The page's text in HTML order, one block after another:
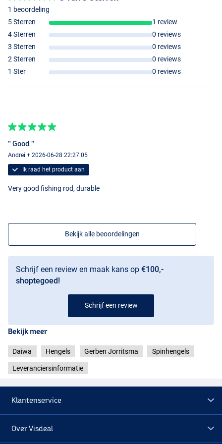
1 beoordeling
5 Sterren
1 review
4 Sterren
0 reviews
3 Sterren
0 reviews
2 Sterren
0 reviews
1 Ster
0 reviews
" Good "
Andrei + 2026-06-28 22:27:05
Ik raad het product aan
Very good fishing rod, durable
Bekijk alle beoordelingen
Schrijf een review en maak kans op €100,-
shoptegoed!
Schrijf een review
Bekijk meer
Daiwa Hengels Gerben Jorritsma Spinhengels
Leveranciersinformatie
Klantenservice
Over Visdeal